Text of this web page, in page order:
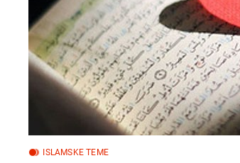
ISLAMSKE TEME